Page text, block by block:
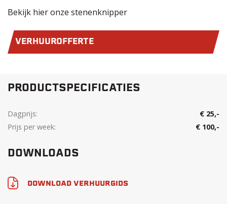
Bekijk hier onze stenenknipper
VERHUUROFFERTE
PRODUCTSPECIFICATIES
Dagprijs:
€ 25,-
Prijs per week:
€ 100,-
DOWNLOADS
DOWNLOAD VERHUURGIDS